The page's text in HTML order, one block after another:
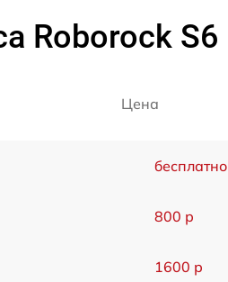
Roborock S6
Цена
бесплатно
800 р
1600 р